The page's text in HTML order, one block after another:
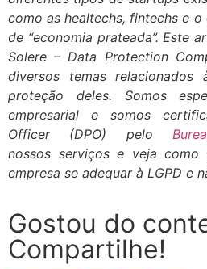
como as healtechs, fintechs e
de “economia prateada”.Este
Solere – Data Protection
diversos temas
proteção deles. Somos
empresarial e somos
Officer (DPO) pelo
nossos serviços e veja como
empresa se adequar à LGPD e
Gostou do
Compartilhe!